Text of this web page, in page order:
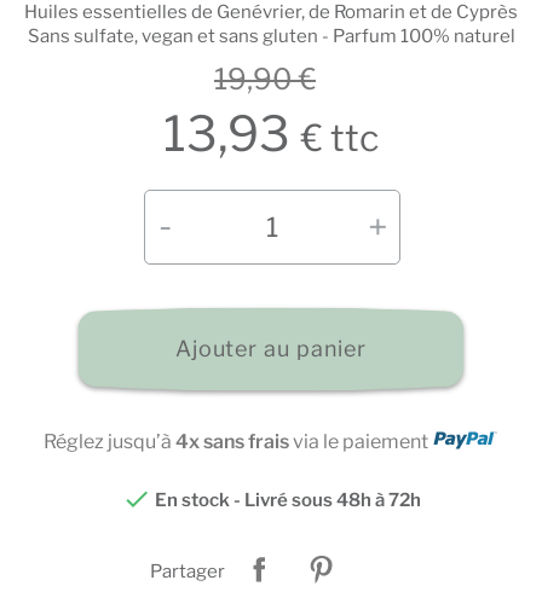
Huiles essentielles de Genévrier, de Romarin et de Cyprès
Sans sulfate, vegan et sans gluten - Parfum 100% naturel
19,90 €
13,93€ ttc
Ajouter au panier
Réglez jusqu’à 4x sans fraisvia le paiement
 En stock - Livré sous 48h à 72h
Partager